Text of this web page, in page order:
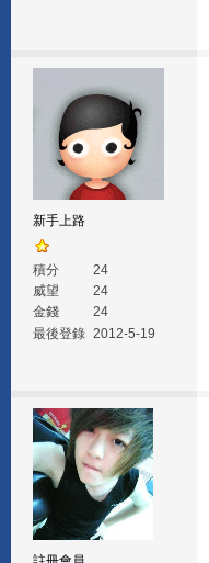
新手上路
積分
24
威望
24
金錢
24
最後登錄 2012-5-19